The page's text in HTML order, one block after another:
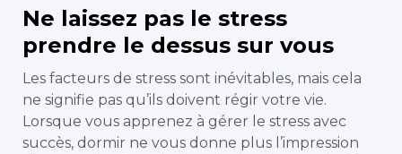
Ne laissez pas le stress
prendre le dessus sur vous
Les facteurs de stress sont inévitables, mais cela
ne signifie pas qu’ils doivent régir votre vie.
Lorsque vous apprenez à gérer le stress avec
succès, dormir ne vous donne plus l’impression